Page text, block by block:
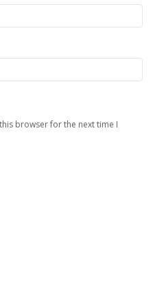
browser for the next time I